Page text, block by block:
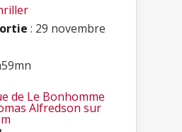
: 29 novembre
de Le Bonhomme
Alfredson sur